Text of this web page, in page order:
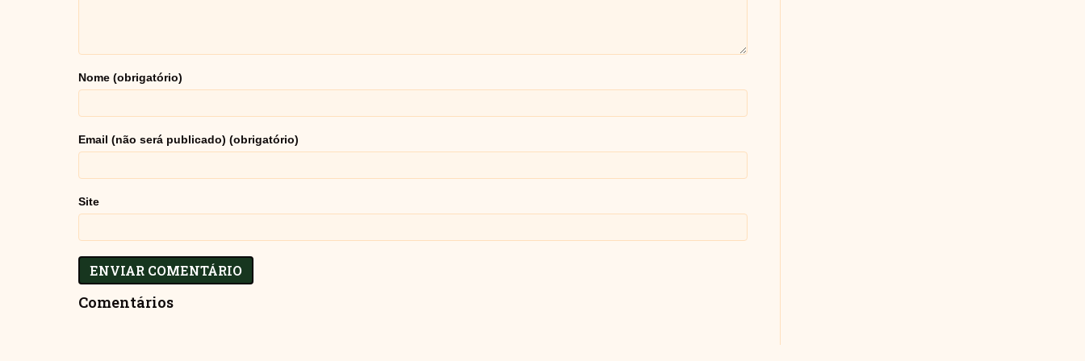
Nome (obrigatório)
Email (não será publicado) (obrigatório)
Site
Comentários